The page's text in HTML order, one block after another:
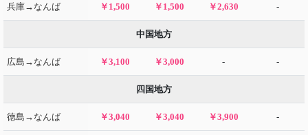
兵庫→なんば ￥1,500 ￥1,500 ￥2,630 -
中国地方
広島→なんば ￥3,100 ￥3,000 - -
四国地方
徳島→なんば ￥3,040 ￥3,040 ￥3,900 -